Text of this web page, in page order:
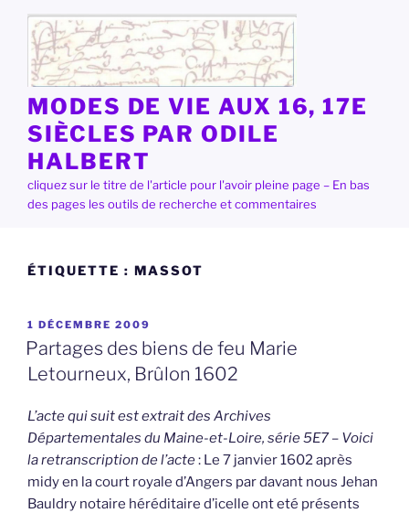
contenu
principal
MODES DE VIE AUX 16, 17E
SIÈCLES PAR ODILE
HALBERT
cliquez sur le titre de l'article pour l'avoir pleine page – En bas
des pages les outils de recherche et commentaires
ÉTIQUETTE : MASSOT
PUBLIÉ
LE
1 DÉCEMBRE 2009
Partages des biens de feu Marie
Letourneux, Brûlon 1602
L’acte qui suit est extrait des Archives
Départementales du Maine-et-Loire, série 5E7 – Voici
la retranscription de l’acte: Le 7 janvier 1602 après
midy en la court royale d’Angers par davant nous Jehan
Bauldry notaire héréditaire d’icelle ont eté présents